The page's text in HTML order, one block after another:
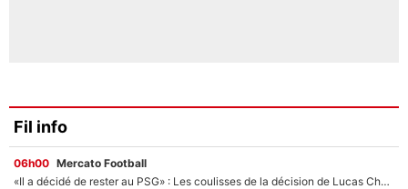
Fil info
06h00 Mercato Football
«Il a décidé de rester au PSG» : Les coulisses de la décision de Lucas Chevalier pour son transfert